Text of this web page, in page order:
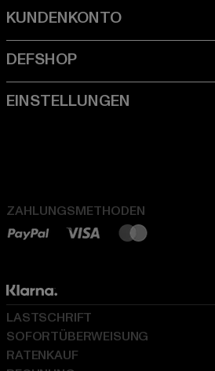
ZAHLUNGSMETHODEN
LASTSCHRIFT
SOFORTÜBERWEISUNG
RATENKAUF